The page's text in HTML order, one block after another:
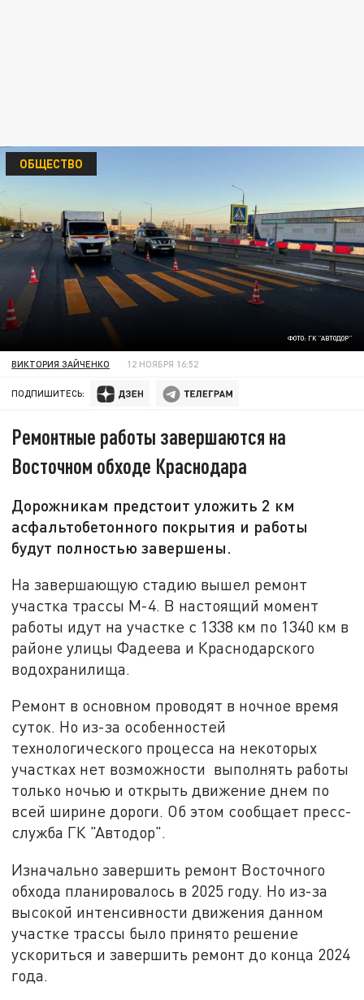
ФОТО: ГК "АВТОДОР"
ОБЩЕСТВО
ВИКТОРИЯ ЗАЙЧЕНКО 12 НОЯБРЯ 16:52
ПОДПИШИТЕСЬ:
Ремонтные работы завершаются на
Восточном обходе Краснодара
Дорожникам предстоит уложить 2 км
асфальтобетонного покрытия и работы
будут полностью завершены.
На завершающую стадию вышел ремонт
участка трассы М-4. В настоящий момент
работы идут на участке с 1338 км по 1340 км в
районе улицы Фадеева и Краснодарского
водохранилища.
Ремонт в основном проводят в ночное время
суток. Но из-за особенностей
технологического процесса на некоторых
участках нет возможности выполнять работы
только ночью и открыть движение днем по
всей ширине дороги. Об этом сообщает пресс-
служба ГК "Автодор".
Изначально завершить ремонт Восточного
обхода планировалось в 2025 году. Но из-за
высокой интенсивности движения данном
участке трассы было принято решение
ускориться и завершить ремонт до конца 2024
года.